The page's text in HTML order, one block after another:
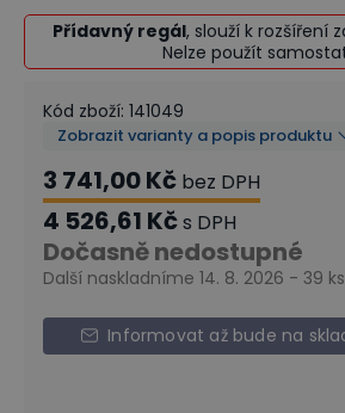
Přídavný regál, slouží k rozšíření
Nelze použít
Kód zboží: 141049
Zobrazit varianty a popis produktu
3 741,00 Kč bez DPH
4 526,61 Kčs DPH
Dočasně nedostupné
Další naskladníme 14. 8. 2026 - 39 ks
Informovat až bude na